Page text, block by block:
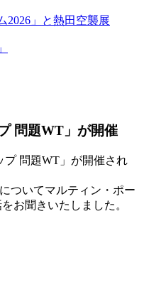
2026」と熱田空襲展
問題WT」が開催
プ 問題WT」が開催され
ついてマルティン・ポー
お聞きいたしました。